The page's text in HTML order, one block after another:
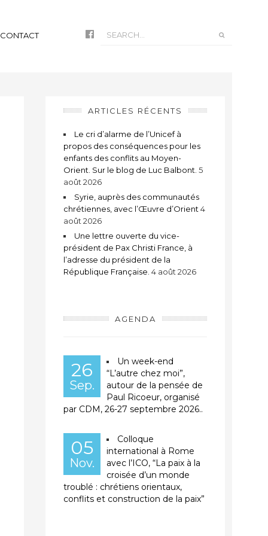
CONTACT
ARTICLES RÉCENTS
Le cri d’alarme de l’Unicef à
propos des conséquences pour les
enfants des conflits au Moyen-
Orient. Sur le blog de Luc Balbont. 5
août 2026
Syrie, auprès des communautés
chrétiennes, avec l’Œuvre d’Orient 4
août 2026
Une lettre ouverte du vice-
président de Pax Christi France, à
l’adresse du président de la
République Française. 4 août 2026
AGENDA
26
Sep.
Un week-end
“L’autre chez moi”,
autour de la pensée de
Paul Ricoeur, organisé
par CDM, 26-27 septembre 2026..
05
Nov.
Colloque
international à Rome
avec l’ICO, “La paix à la
croisée d’un monde
troublé : chrétiens orientaux,
conflits et construction de la paix”